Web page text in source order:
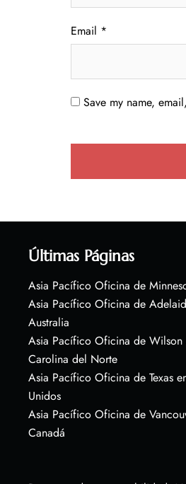
Email *
Save my name,
Últimas Páginas
Asia Pacífico Oficina de
Asia Pacífico Oficina de
Australia
Asia Pacífico Oficina de Wilson
Carolina del Norte
Asia Pacífico Oficina de Texas
Unidos
Asia Pacífico Oficina de
Canadá